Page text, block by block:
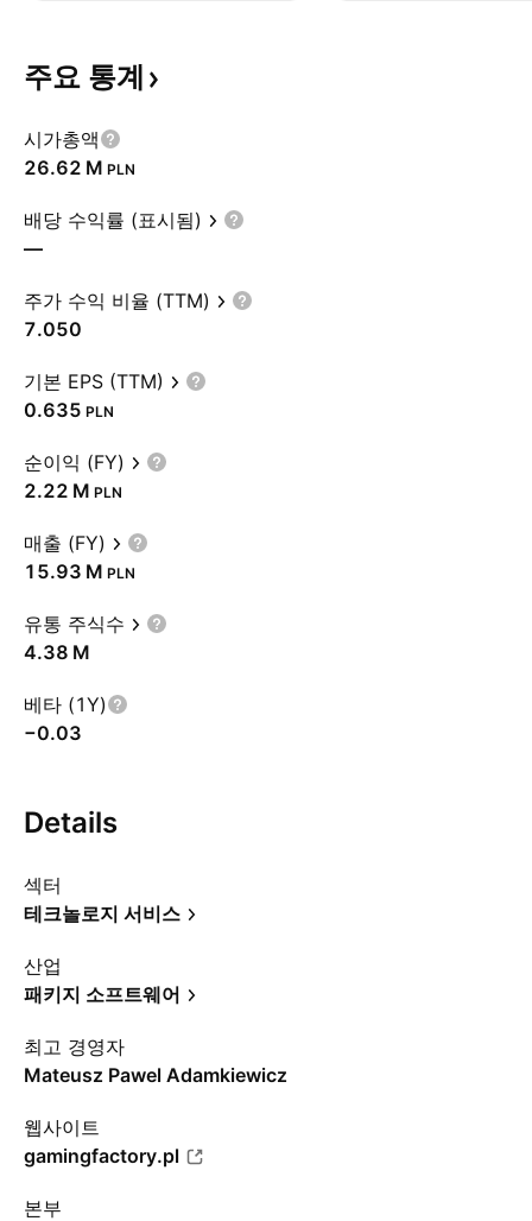
주요 통계
시가총액
‪26.62 M‬ PLN
배당 수익률 (표시됨)
—
주가 수익 비율 (TTM)
7.050
기본 EPS (TTM)
0.635 PLN
순이익 (FY)
‪2.22 M‬ PLN
매출 (FY)
‪15.93 M‬ PLN
유통 주식수
‪4.38 M‬
베타 (1Y)
−0.03
Details
섹터
테크놀로지 서비스
산업
패키지 소프트웨어
최고 경영자
Mateusz Pawel Adamkiewicz
웹사이트
gamingfactory.pl
본부